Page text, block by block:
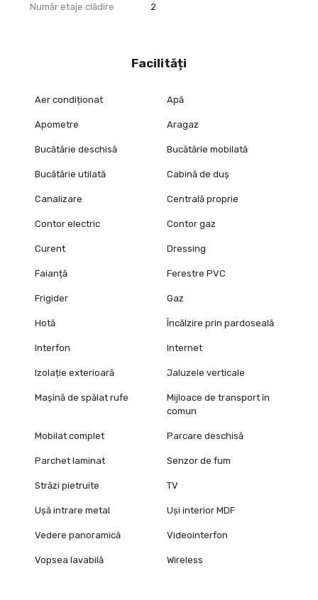
Număr etaje clădire 2
Facilități
Aer condiționat Apă
Apometre Aragaz
Bucătărie deschisă Bucătărie mobilată
Bucătărie utilată Cabină de duș
Canalizare Centrală proprie
Contor electric Contor gaz
Curent Dressing
Faianță Ferestre PVC
Frigider Gaz
Hotă Încălzire prin pardoseală
Interfon Internet
Izolație exterioară Jaluzele verticale
Mașină de spălat rufe
Mijloace de transport în
comun
Mobilat complet Parcare deschisă
Parchet laminat Senzor de fum
Străzi pietruite TV
Ușă intrare metal Uși interior MDF
Vedere panoramică Videointerfon
Vopsea lavabilă Wireless